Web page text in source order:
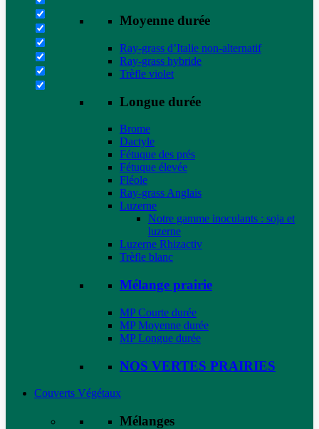
Moyenne durée
Ray-grass d’Italie non-alternatif
Ray-grass hybride
Trèfle violet
Longue durée
Brome
Dactyle
Fétuque des prés
Fétuque élevée
Fléole
Ray-grass Anglais
Luzerne
Notre gamme inoculants : soja et
luzerne
Luzerne Rhizactiv
Trèfle blanc
Mélange prairie
MP Courte durée
MP Moyenne durée
MP Longue durée
NOS VERTES PRAIRIES
Couverts Végétaux
Mélanges